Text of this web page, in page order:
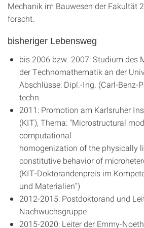
Mechanik im Bauwesen der Fakultät
forscht.
bisheriger Lebensweg
bis 2006 bzw. 2007: Studium des
der Technomathematik an der
Abschlüsse: Dipl.-Ing. (Carl-Benz-
techn.
2011: Promotion am Karlsruher
(KIT), Thema: "Microstructural
computational
homogenization of the physically
constitutive behavior of
(KIT-Doktorandenpreis im
und Materialien”)
2012-2015: Postdoktorand und
Nachwuchsgruppe
2015-2020: Leiter der Emmy-